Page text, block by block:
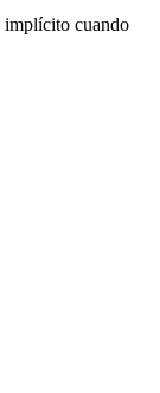
implícito cuando